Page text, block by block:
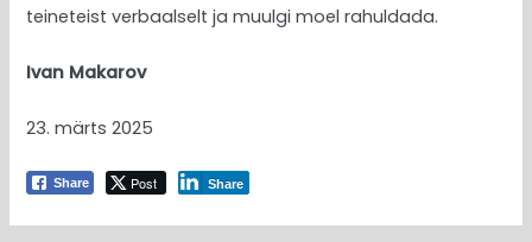
teineteist verbaalselt ja muulgi moel rahuldada.
Ivan Makarov
23. märts 2025
Share Post Share